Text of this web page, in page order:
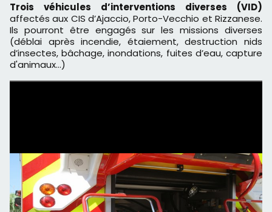
Trois véhicules d’interventions diverses (VID)
affectés aux CIS d’Ajaccio, Porto-Vecchio et Rizzanese.
Ils pourront être engagés sur les missions diverses
(déblai après incendie, étaiement, destruction nids
d’insectes, bâchage, inondations, fuites d’eau, capture
d'animaux…)